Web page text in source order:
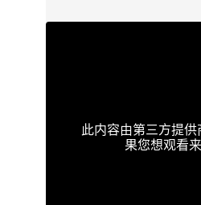
此内容由第三方提
果您想观看